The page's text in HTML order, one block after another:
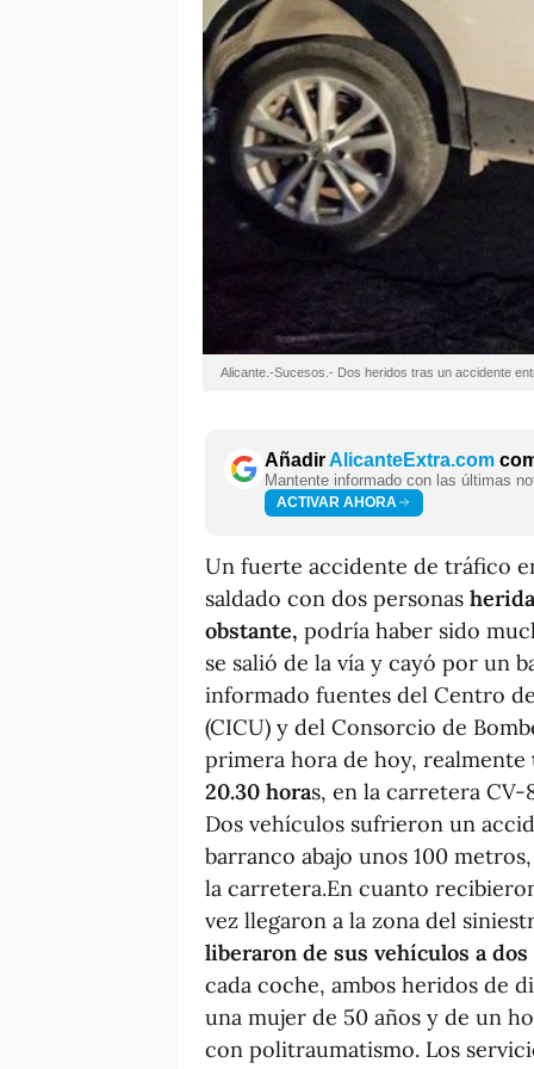
Alicante.-Sucesos.- Dos heridos tras un accidente
AñadirAlicanteExtra.com
Mantente informado con las últimas
ACTIVAR AHORA
Un fuerte accidente de tráfico
saldado con dos personas
obstante, podría haber sido
se salió de la vía y cayó por un
informado fuentes del Centro
(CICU) y del Consorcio de
primera hora de hoy, realmente
20.30 horas, en la carretera CV-
Dos vehículos sufrieron un
barranco abajo unos 100
la carretera.En cuanto
vez llegaron a la zona del
liberaron de sus vehículos a dos
cada coche, ambos heridos de
una mujer de 50 años y de un
con politraumatismo. Los